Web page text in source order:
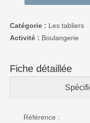
Catégorie : Les tabliers
Activité : Boulangerie
Fiche détaillée
Référence :